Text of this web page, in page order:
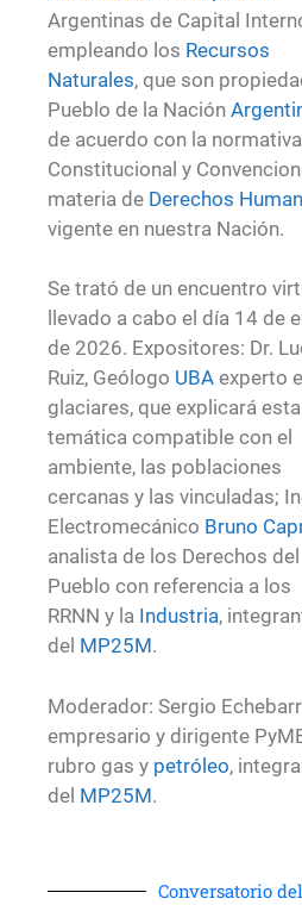
Argentinas de Capital
empleando los Recursos
Naturales, que son
Pueblo de la Nación
de acuerdo con la normativa
Constitucional y
materia de Derechos
vigente en nuestra Nación.
Se trató de un encuentro
llevado a cabo el día 14 de
de 2026. Expositores: Dr.
Ruiz, Geólogo UBA experto
glaciares, que explicará esta
temática compatible con el
ambiente, las poblaciones
cercanas y las vinculadas;
Electromecánico Bruno
analista de los Derechos del
Pueblo con referencia a los
RRNN y la Industria,
del MP25M.
Moderador: Sergio
empresario y dirigente
rubro gas y petróleo,
del MP25M.
Conversatorio del